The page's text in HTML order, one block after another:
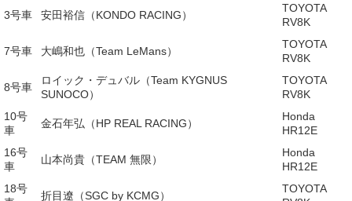
3号車 安田裕信（KONDO RACING）
TOYOTA
RV8K
7号車 大嶋和也（Team LeMans）
TOYOTA
RV8K
8号車
ロイック・デュバル（Team KYGNUS
SUNOCO）
TOYOTA
RV8K
10号
車
金石年弘（HP REAL RACING）
Honda
HR12E
16号
車
山本尚貴（TEAM 無限）
Honda
HR12E
18号
折目遼（SGC by KCMG）
TOYOTA